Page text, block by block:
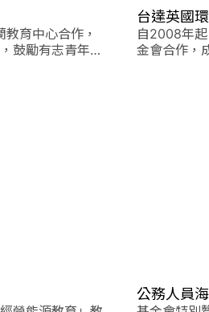
育中心合作，
鼓勵有志青年，
台達英國
自2008年
金會合作，
公務人員